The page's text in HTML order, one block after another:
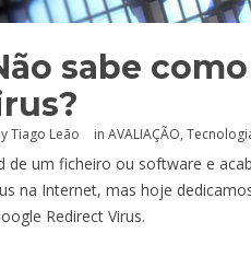
sabe
Tiago Leão in AVALIAÇÃO,
de um ficheiro ou software e
na Internet, mas hoje
Redirect Virus.